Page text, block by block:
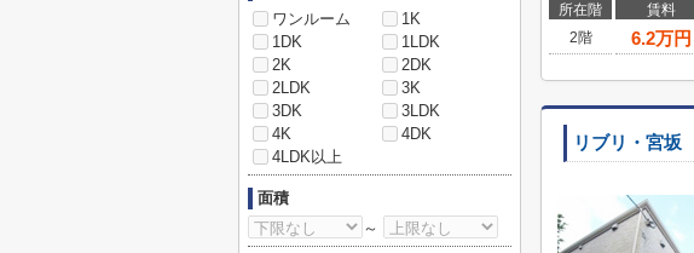
所在階 賃料
2階
6.2万円
リブリ・宮坂
ワンルーム
1K
1DK
1LDK
2K
2DK
2LDK
3K
3DK
3LDK
4K
4DK
4LDK以上
面積
～